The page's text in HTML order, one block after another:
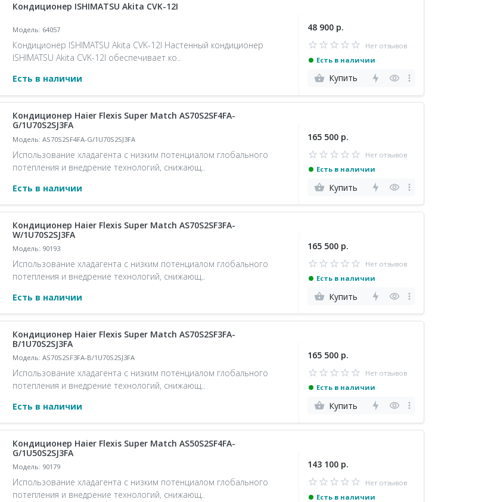
Кондиционер ISHIMATSU Akita CVK-12I
Модель: 64057
Кондиционер ISHIMATSU Akita CVK-12I Настенный кондиционер
ISHIMATSU Akita CVK-12I обеспечивает ко..
Есть в наличии
48 900 р.
Нет отзывов
Есть в наличии
Купить
Кондиционер Haier Flexis Super Match AS70S2SF4FA-
G/1U70S2SJ3FA
Модель: AS70S2SF4FA-G/1U70S2SJ3FA
Использование хладагента с низким потенциалом глобального
потепления и внедрение технологий, снижающ..
Есть в наличии
165 500 р.
Нет отзывов
Есть в наличии
Купить
Кондиционер Haier Flexis Super Match AS70S2SF3FA-
W/1U70S2SJ3FA
Модель: 90193
Использование хладагента с низким потенциалом глобального
потепления и внедрение технологий, снижающ..
Есть в наличии
165 500 р.
Нет отзывов
Есть в наличии
Купить
Кондиционер Haier Flexis Super Match AS70S2SF3FA-
B/1U70S2SJ3FA
Модель: AS70S2SF3FA-B/1U70S2SJ3FA
Использование хладагента с низким потенциалом глобального
потепления и внедрение технологий, снижающ..
Есть в наличии
165 500 р.
Нет отзывов
Есть в наличии
Купить
Кондиционер Haier Flexis Super Match AS50S2SF4FA-
G/1U50S2SJ3FA
Модель: 90179
Использование хладагента с низким потенциалом глобального
потепления и внедрение технологий, снижающ..
143 100 р.
Нет отзывов
Есть в наличии